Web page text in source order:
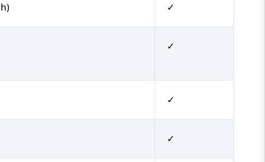
✓
✓
✓
✓